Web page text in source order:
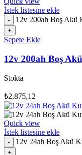
İstek listesine ekle
12v 200ah Boş Akü
Sepete Ekle
12v 200ah Boş
Stokta
₺2.875,12
Quick view
İstek listesine ekle
12v 24ah Boş Akü